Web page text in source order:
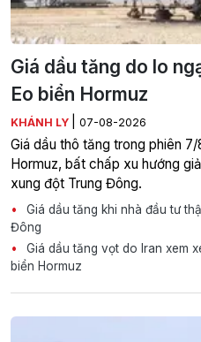
Giá dầu tăng do lo
Eo biển Hormuz
KHÁNH LY 07-08-2026
Giá dầu thô tăng trong phiên
Hormuz, bất chấp xu hướng
xung đột Trung Đông.
Giá dầu tăng khi nhà đầu tư
Đông
Giá dầu tăng vọt do Iran xem
biển Hormuz